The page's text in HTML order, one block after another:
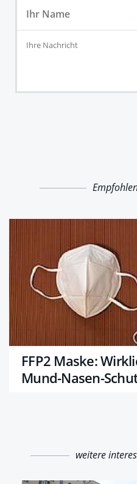
FFP2 Maske:
Mund-Nasen-
weitere